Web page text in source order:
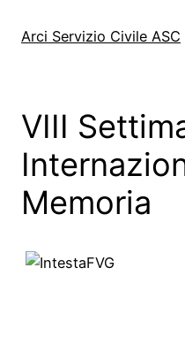
Arci Servizio Civile ASC
VIII
Memoria